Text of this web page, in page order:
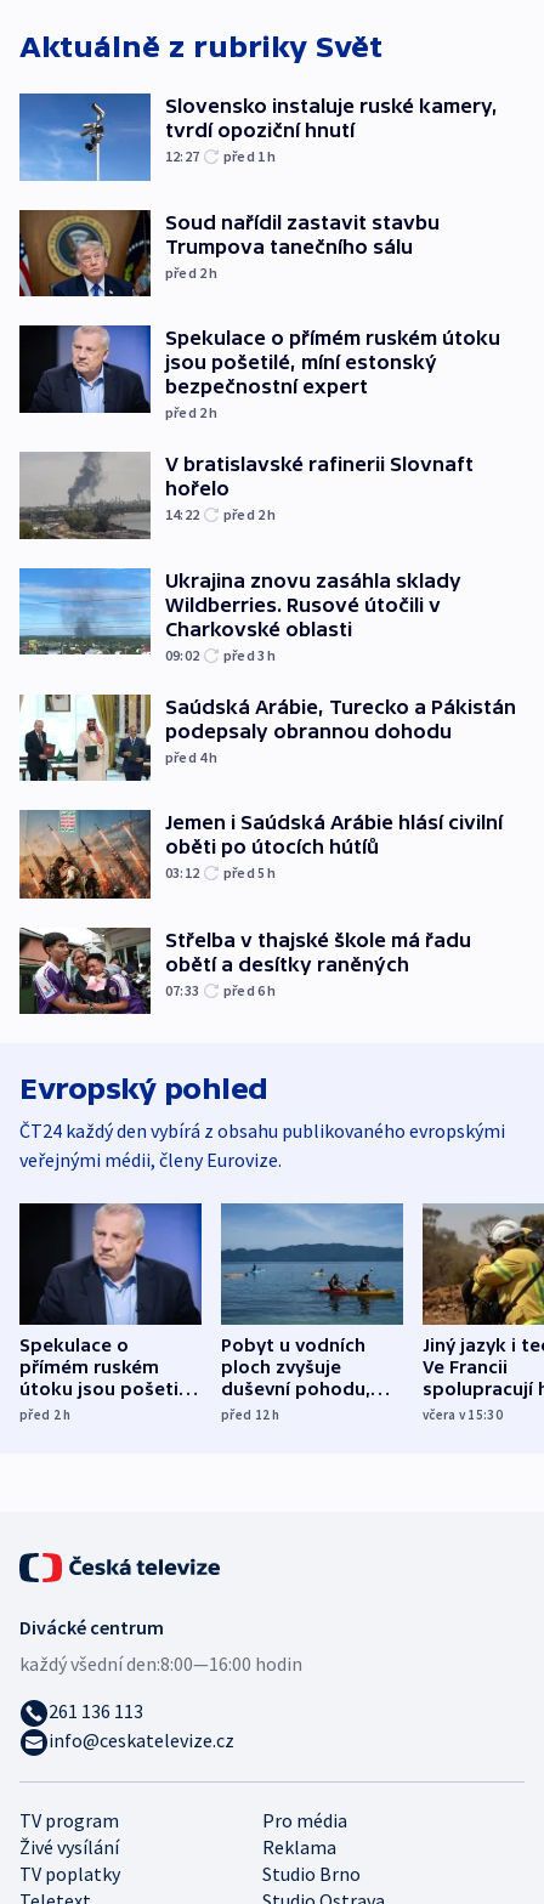
Aktuálně z rubriky Svět
Slovensko instaluje ruské kamery,
tvrdí opoziční hnutí
12:27 před 1h
Soud nařídil zastavit stavbu
Trumpova tanečního sálu
před 2h
Spekulace o přímém ruském útoku
jsou pošetilé, míní estonský
bezpečnostní expert
před 2h
V bratislavské rafinerii Slovnaft
hořelo
14:22 před 2h
Ukrajina znovu zasáhla sklady
Wildberries. Rusové útočili v
Charkovské oblasti
09:02 před 3h
Saúdská Arábie, Turecko a Pákistán
podepsaly obrannou dohodu
před 4h
Jemen i Saúdská Arábie hlásí civilní
oběti po útocích hútíů
03:12 před 5h
Střelba v thajské škole má řadu
obětí a desítky raněných
07:33 před 6h
Evropský pohled
ČT24 každý den vybírá z obsahu publikovaného evropskými
veřejnými médii, členy Eurovize.
Spekulace o
přímém ruském
útoku jsou pošetilé,
míní estonský
před 2h
Pobyt u vodních
ploch zvyšuje
duševní pohodu,
ukázala
před 12h
Jiný jazyk i
Ve Francii
spolupracují
různých zemí
včera v 15:30
TV program
Pro média
Živé vysílání
Reklama
TV poplatky
Studio Brno
Divácké centrum
každý všední den:8:00—16:00 hodin
261 136 113
info@ceskatelevize.cz